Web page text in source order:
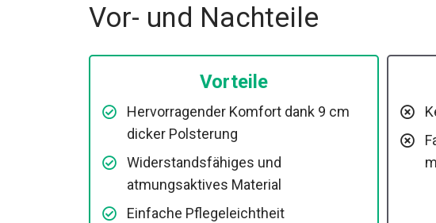
Vor- und Nachteile
Vorteile
Hervorragender Komfort dank 9 cm
dicker Polsterung
Widerstandsfähiges und
atmungsaktives Material
Einfache Pflegeleichtheit